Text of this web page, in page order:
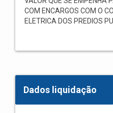
COM ENCARGOS COM O
ELETRICA DOS PREDIOS
Dados liquidação